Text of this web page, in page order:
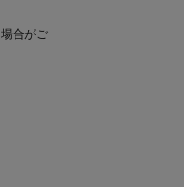
合がご